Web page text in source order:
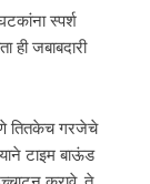
स्पर्श
ही जबाबदारी
तितकेच गरजेचे
टाइम बाऊंड